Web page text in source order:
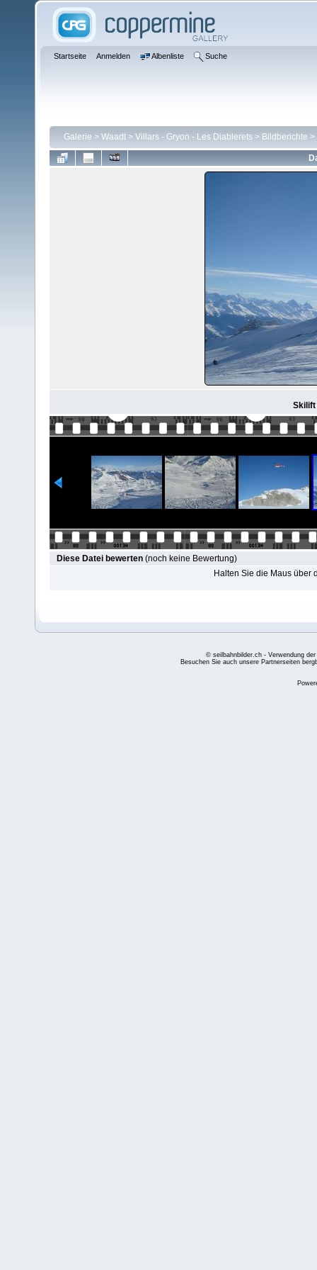
Startseite Anmelden Albenliste Suche
Galerie > Waadt > Villars - Gryon - Les Diablerets > Bildberichte >
Skilift
Diese Datei bewerten (noch keine Bewertung)
Halten Sie die Maus über
© seilbahnbilder.ch - Verwendung
Besuchen Sie auch unsere Partnerseiten